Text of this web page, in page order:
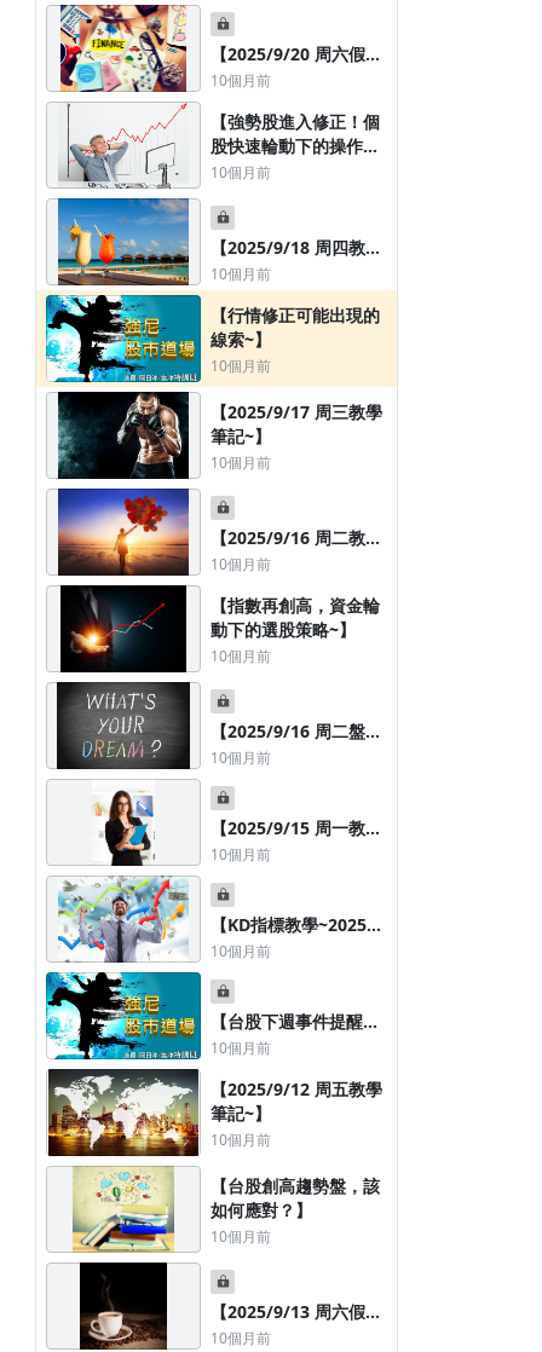
【2025/9/20 周六假日
影音教學 : 強勢股休
法~】
10個月前
【強勢股進入修正！個
股快速輪動下的操作心
法~】
10個月前
【2025/9/18 周四教學
筆記~】
10個月前
【行情修正可能出現的
線索~】
10個月前
【2025/9/17 周三教學
筆記~】
10個月前
【2025/9/16 周二教學
筆記~】
10個月前
【指數再創高，資金輪
動下的選股策略~】
10個月前
【2025/9/16 周二盤後
影音教學 : 個股操作難
~】
10個月前
【2025/9/15 周一教學
筆記~】
10個月前
【KD指標教學~2025年
版】
10個月前
【台股下週事件提醒與
策略簡析｜
10個月前
【2025/9/12 周五教學
筆記~】
10個月前
【台股創高趨勢盤，該
如何應對？】
10個月前
【2025/9/13 周六假日
影音教學 : 耐心等待優
10個月前